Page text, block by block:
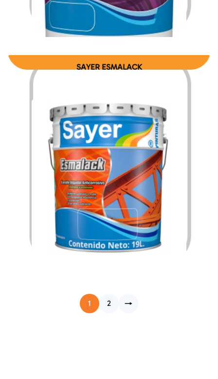
–$954.33
SAYER ESMALACK
$268.42–$4,236.09
1 2 →